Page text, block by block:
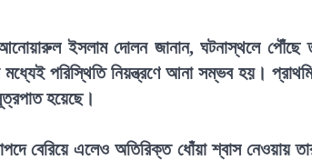
আনোয়ারুল ইসলাম দোলন জানান, ঘটনাস্থলে
পরিস্থিতি নিয়ন্ত্রণে আনা সম্ভব হয়।
হয়েছে।
বেরিয়ে এলেও অতিরিক্ত ধোঁয়া শ্বাস